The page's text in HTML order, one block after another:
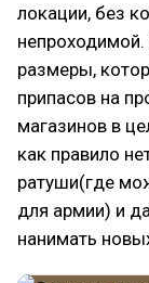
локации, без
размеры,
припасов на
магазинов в
как правило
ратуши(где
для армии) и
нанимать